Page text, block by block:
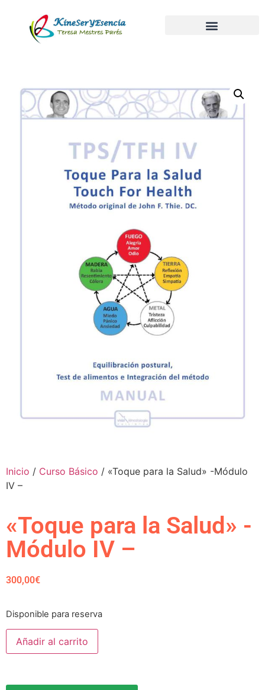
Inicio / Curso Básico / «Toque para la Salud» -Módulo
IV –
«Toque para la Salud» -
Módulo IV –
300,00€
Disponible para reserva
Añadir al carrito